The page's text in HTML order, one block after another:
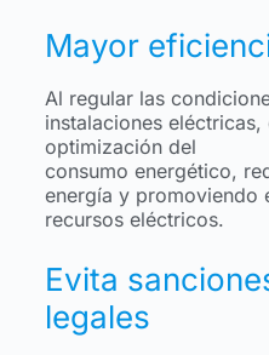
Mayor
Al regular las
instalaciones eléctricas,
optimización del
consumo energético,
energía y promoviendo
recursos eléctricos.
Evita
legales